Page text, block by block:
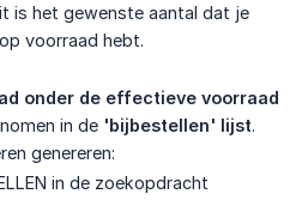
is het gewenste aantal dat je
voorraad hebt.
onder de effectieve voorraad
in de 'bijbestellen' lijst.
genereren:
in de zoekopdracht